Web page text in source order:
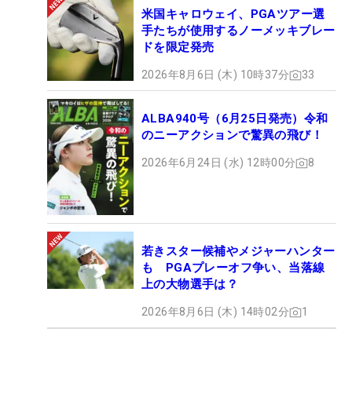
米国キャロウェイ、PGAツアー選
手たちが使用するノーメッキブレー
ドを限定発売
2026年8月6日 (木) 10時37分 33
ALBA940号（6月25日発売）令和
のニーアクションで驚異の飛び！
2026年6月24日 (水) 12時00分 8
若きスター候補やメジャーハンター
も PGAプレーオフ争い、当落線
上の大物選手は？
2026年8月6日 (木) 14時02分 1